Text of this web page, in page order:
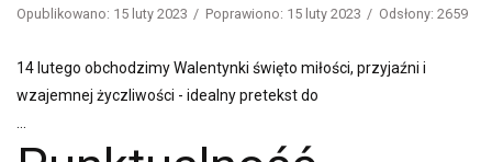
Opublikowano: 15 luty 2023 Poprawiono: 15 luty 2023 Odsłony: 2659
14 lutego obchodzimy Walentynki święto miłości, przyjaźni i
wzajemnej życzliwości - idealny pretekst do